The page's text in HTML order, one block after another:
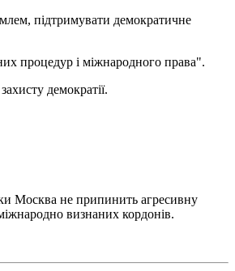
підтримувати демократичне
процедур і міжнародного права".
демократії.
Москва не припинить агресивну
визнаних кордонів.